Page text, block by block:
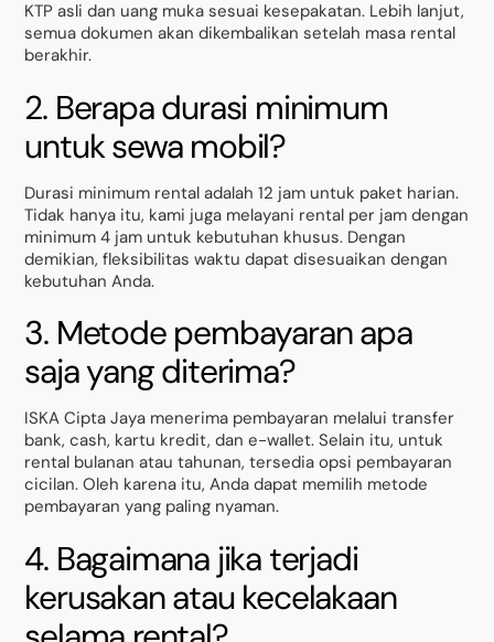
KTP asli dan uang muka sesuai kesepakatan. Lebih lanjut,
semua dokumen akan dikembalikan setelah masa rental
berakhir.
2. Berapa durasi minimum
untuk sewa mobil?
Durasi minimum rental adalah 12 jam untuk paket harian.
Tidak hanya itu, kami juga melayani rental per jam dengan
minimum 4 jam untuk kebutuhan khusus. Dengan
demikian, fleksibilitas waktu dapat disesuaikan dengan
kebutuhan Anda.
3. Metode pembayaran apa
saja yang diterima?
ISKA Cipta Jaya menerima pembayaran melalui transfer
bank, cash, kartu kredit, dan e-wallet. Selain itu, untuk
rental bulanan atau tahunan, tersedia opsi pembayaran
cicilan. Oleh karena itu, Anda dapat memilih metode
pembayaran yang paling nyaman.
4. Bagaimana jika terjadi
kerusakan atau kecelakaan